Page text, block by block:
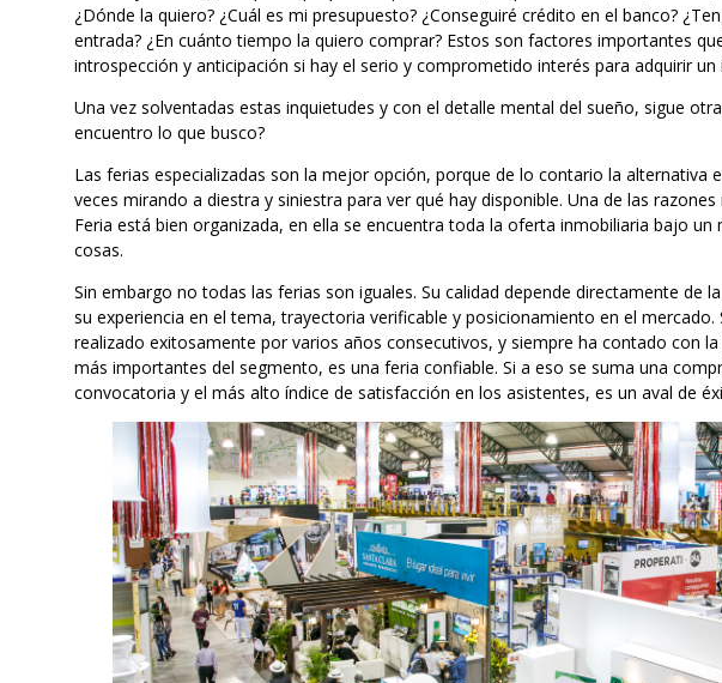
¿Dónde la quiero? ¿Cuál es mi presupuesto? ¿Conseguiré crédito en el banco?
entrada? ¿En cuánto tiempo la quiero comprar? Estos son factores importantes
introspección y anticipación si hay el serio y comprometido interés para adquirir un
Una vez solventadas estas inquietudes y con el detalle mental del sueño, sigue
encuentro lo que busco?
Las ferias especializadas son la mejor opción, porque de lo contario la alternativa
veces mirando a diestra y siniestra para ver qué hay disponible. Una de las
Feria está bien organizada, en ella se encuentra toda la oferta inmobiliaria bajo
cosas.
Sin embargo no todas las ferias son iguales. Su calidad depende directamente de
su experiencia en el tema, trayectoria verificable y posicionamiento en el mercado.
realizado exitosamente por varios años consecutivos, y siempre ha contado con
más importantes del segmento, es una feria confiable. Si a eso se suma una
convocatoria y el más alto índice de satisfacción en los asistentes, es un aval de